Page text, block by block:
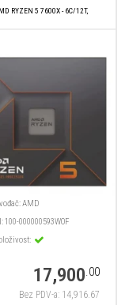
RYZEN 5 7600X - 6C/12T,
AMD
100-000000593WOF
17,900.00
Bez PDV-a: 14,916.67